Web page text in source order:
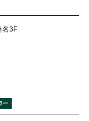
名3F
ー